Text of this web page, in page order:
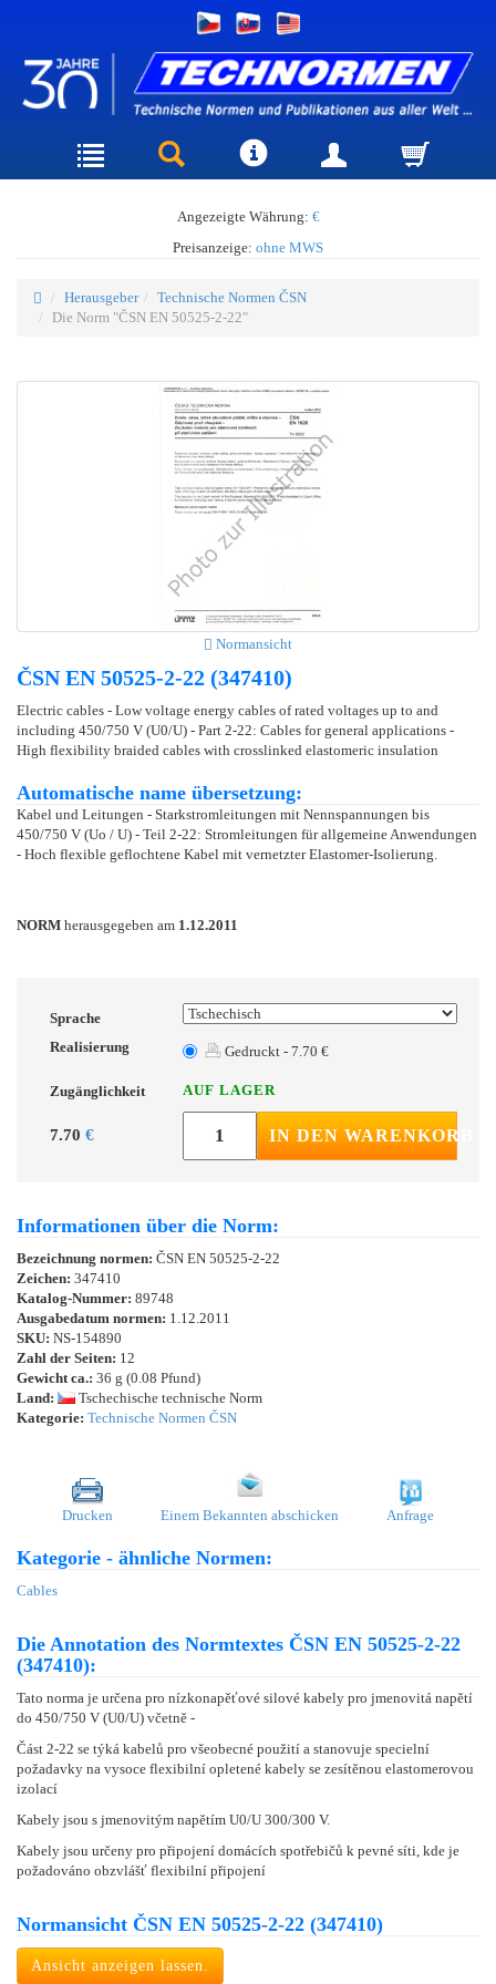
Angezeigte Währung: €
Preisanzeige: ohne MWS
Herausgeber
Technische Normen ČSN
Die Norm "ČSN EN 50525-2-22"
Normansicht
ČSN EN 50525-2-22 (347410)
Electric cables - Low voltage energy cables of rated voltages up to and
including 450/750 V (U0/U) - Part 2-22: Cables for general applications -
High flexibility braided cables with crosslinked elastomeric insulation
Automatische name übersetzung:
Kabel und Leitungen - Starkstromleitungen mit Nennspannungen bis
450/750 V (Uo / U) - Teil 2-22: Stromleitungen für allgemeine Anwendungen
- Hoch flexible geflochtene Kabel mit vernetzter Elastomer-Isolierung.
NORM herausgegeben am 1.12.2011
Sprache
Realisierung
Gedruckt - 7.70 €
Zugänglichkeit AUF LAGER
7.70 € IN DEN WARENKORB
Informationen über die Norm:
Bezeichnung normen: ČSN EN 50525-2-22
Zeichen: 347410
Katalog-Nummer: 89748
Ausgabedatum normen: 1.12.2011
SKU: NS-154890
Zahl der Seiten: 12
Gewicht ca.: 36 g (0.08 Pfund)
Land:
Tschechische technische Norm
Kategorie: Technische Normen ČSN
Drucken Einem Bekannten abschicken Anfrage
Kategorie - ähnliche Normen:
Cables
Die Annotation des Normtextes ČSN EN 50525-2-22
(347410):
Tato norma je určena pro nízkonapěťové silové kabely pro jmenovitá napětí
do 450/750 V (U0/U) včetně -
Část 2-22 se týká kabelů pro všeobecné použití a stanovuje specielní
požadavky na vysoce flexibilní opletené kabely se zesítěnou elastomerovou
izolací
Kabely jsou s jmenovitým napětím U0/U 300/300 V.
Kabely jsou určeny pro připojení domácích spotřebičů k pevné síti, kde je
požadováno obzvlášť flexibilní připojení
Normansicht ČSN EN 50525-2-22 (347410)
Ansicht anzeigen lassen.